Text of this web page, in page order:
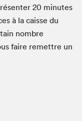
20 min­utes
à la caisse du
nom­bre
faire remet­tre un